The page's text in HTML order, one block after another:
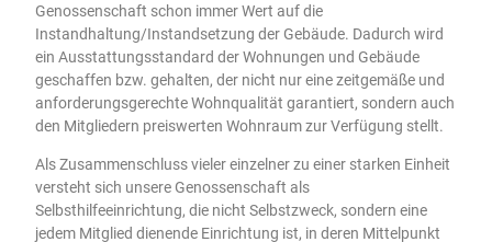
Genossenschaft schon immer Wert auf die
Instandhaltung/Instandsetzung der Gebäude. Dadurch wird
ein Ausstattungsstandard der Wohnungen und Gebäude
geschaffen bzw. gehalten, der nicht nur eine zeitgemäße und
anforderungsgerechte Wohnqualität garantiert, sondern auch
den Mitgliedern preiswerten Wohnraum zur Verfügung stellt.
Als Zusammenschluss vieler einzelner zu einer starken Einheit
versteht sich unsere Genossenschaft als
Selbsthilfeeinrichtung, die nicht Selbstzweck, sondern eine
jedem Mitglied dienende Einrichtung ist, in deren Mittelpunkt